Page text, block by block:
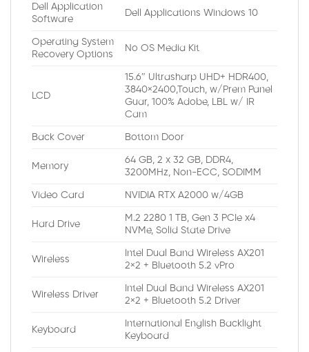
Dell Application
Software
Dell Applications Windows 10
Operating System
Recovery Options
No OS Media Kit
LCD
15.6″ Ultrasharp UHD+ HDR400,
3840×2400,Touch, w/Prem Panel
Guar, 100% Adobe, LBL w/ IR
Cam
Back Cover Bottom Door
Memory
64 GB, 2 x 32 GB, DDR4,
3200MHz, Non-ECC, SODIMM
Video Card NVIDIA RTX A2000 w/4GB
Hard Drive
M.2 2280 1 TB, Gen 3 PCIe x4
NVMe, Solid State Drive
Wireless
Intel Dual Band Wireless AX201
2×2 + Bluetooth 5.2 vPro
Wireless Driver
Intel Dual Band Wireless AX201
2×2 + Bluetooth 5.2 Driver
Keyboard
International English Backlight
Keyboard